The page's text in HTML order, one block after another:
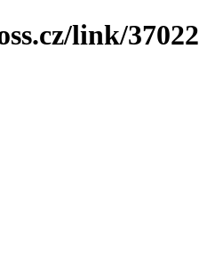
link/37022